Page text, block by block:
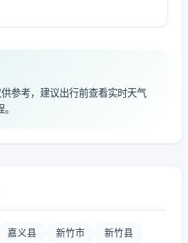
参考，建议出行前查看实时天气
嘉义县 新竹市 新竹县